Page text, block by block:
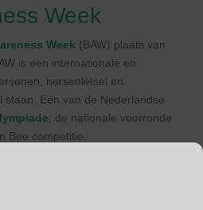
Week
Week (BAW) plaats van
is een internationale en
hersenletsel en
staan. Eén van de Nederlandse
; de nationale voorronde
Bee competitie.
de Hersenolympiade als de